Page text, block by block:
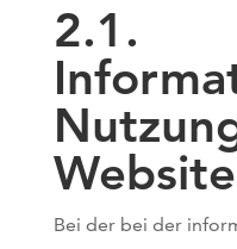
2.1.
Website
Bei der bei der